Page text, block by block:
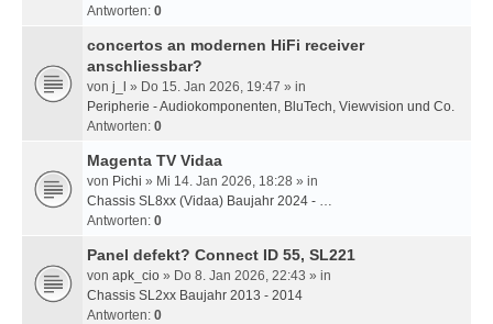
Antworten: 0
concertos an modernen HiFi receiver
anschliessbar?
von j_l
» Do 15. Jan 2026, 19:47 » in
Peripherie - Audiokomponenten, BluTech, Viewvision und Co.
Antworten: 0
Magenta TV Vidaa
von Pichi » Mi 14. Jan 2026, 18:28 » in
Chassis SL8xx (Vidaa) Baujahr 2024 - …
Antworten: 0
Panel defekt? Connect ID 55, SL221
von apk_cio » Do 8. Jan 2026, 22:43 » in
Chassis SL2xx Baujahr 2013 - 2014
Antworten: 0